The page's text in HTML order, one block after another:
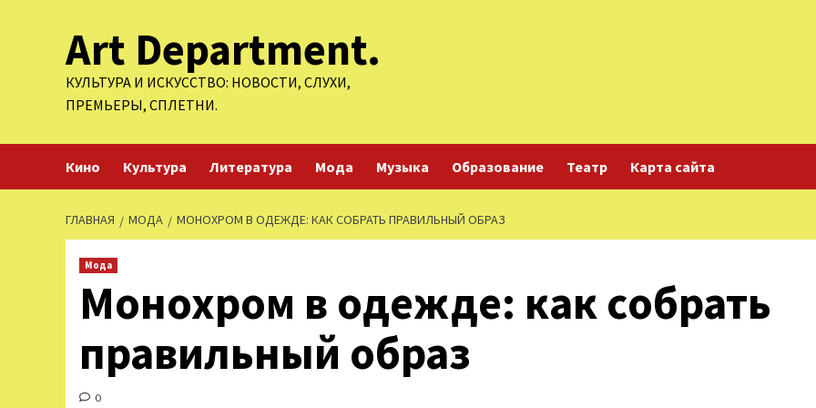
содержимомуArt Department.
КУЛЬТУРА И ИСКУССТВО: НОВОСТИ, СЛУХИ,
ПРЕМЬЕРЫ, СПЛЕТНИ.
Кино Культура Литература Мода Музыка Образование Театр Карта сайта
ГЛАВНАЯ МОДА МОНОХРОМ В ОДЕЖДЕ: КАК СОБРАТЬ ПРАВИЛЬНЫЙ ОБРАЗ
Мода
Монохром в одежде: как собрать
правильный образ
0